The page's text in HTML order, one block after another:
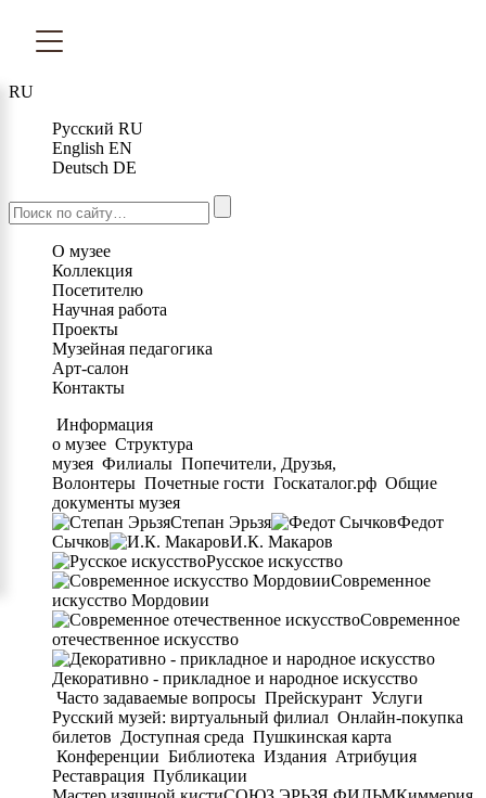
RU
Русский RU
English EN
Deutsch DE
О музее
Коллекция
Посетителю
Научная работа
Проекты
Музейная педагогика
Арт-салон
Контакты
Информация
о музее Структура
музея Филиалы Попечители, Друзья,
Волонтеры Почетные гости Госкаталог.рф Общие
документы музея
Степан Эрьзя
Федот
Сычков
И.К. Макаров
Русское искусство
Современное
искусство Мордовии
Современное
отечественное искусство
Декоративно - прикладное и народное искусство
Часто задаваемые вопросы Прейскурант Услуги
Русский музей: виртуальный филиал Онлайн-покупка
билетов Доступная среда Пушкинская карта
Конференции Библиотека Издания Атрибуция
Реставрация Публикации